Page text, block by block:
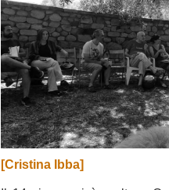
[Cristina Ibba]